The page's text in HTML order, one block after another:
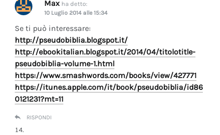
Max ha detto:
10 Luglio 2014 alle 15:34
Se ti può interessare:
http://pseudobiblia.blogspot.it/
http://ebookitalian.blogspot.it/2014/04/titolotitle-
pseudobiblia-volume-1.html
https://www.smashwords.com/books/view/427771
https://itunes.apple.com/it/book/pseudobiblia/id86
0121231?mt=11
RISPONDI